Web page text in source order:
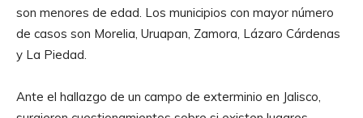
son menores de edad. Los municipios con mayor número
de casos son Morelia, Uruapan, Zamora, Lázaro Cárdenas
y La Piedad.
Ante el hallazgo de un campo de exterminio en Jalisco,